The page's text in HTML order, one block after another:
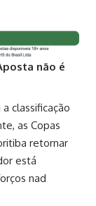
não é
classificação
as Copas
retornar
está
nad